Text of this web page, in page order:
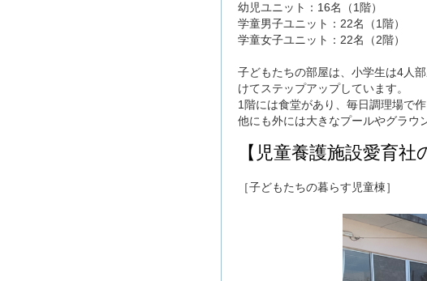
幼児ユニット：16名（1階）
学童男子ユニット：22名（1階）
学童女子ユニット：22名（2階）
子どもたちの部屋は、小学生は4人
けてステップアップしています。
1階には食堂があり、毎日調理場で
他にも外には大きなプールやグラウ
【児童養護施設愛育社
［子どもたちの暮らす児童棟］